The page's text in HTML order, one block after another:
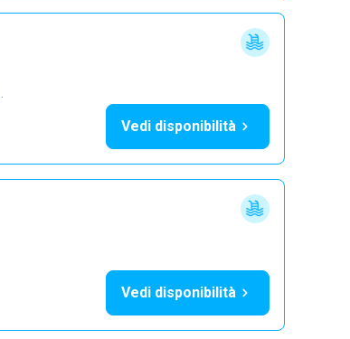
Vedi disponibilità
Vedi disponibilità